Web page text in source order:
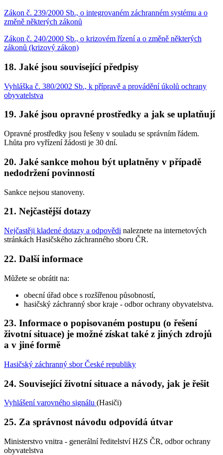
Zákon č. 239/2000 Sb., o integrovaném záchranném systému a o
změně některých zákonů
Zákon č. 240/2000 Sb., o krizovém řízení a o změně některých
zákonů (krizový zákon)
18. Jaké jsou související předpisy
Vyhláška č. 380/2002 Sb., k přípravě a provádění úkolů ochrany
obyvatelstva
19. Jaké jsou opravné prostředky a jak se uplatňují
Opravné prostředky jsou řešeny v souladu se správním řádem.
Lhůta pro vyřízení žádosti je 30 dní.
20. Jaké sankce mohou být uplatněny v případě
nedodržení povinností
Sankce nejsou stanoveny.
21. Nejčastější dotazy
Nejčastěji kladené dotazy a odpovědi naleznete na internetových
stránkách Hasičského záchranného sboru ČR.
22. Další informace
Můžete se obrátit na:
obecní úřad obce s rozšířenou působností,
hasičský záchranný sbor kraje - odbor ochrany obyvatelstva.
23. Informace o popisovaném postupu (o řešení
životní situace) je možné získat také z jiných zdrojů
a v jiné formě
Hasičský záchranný sbor České republiky
24. Související životní situace a návody, jak je řešit
Vyhlášení varovného signálu (Hasiči)
25. Za správnost návodu odpovídá útvar
Ministerstvo vnitra - generální ředitelství HZS ČR, odbor ochrany
obyvatelstva